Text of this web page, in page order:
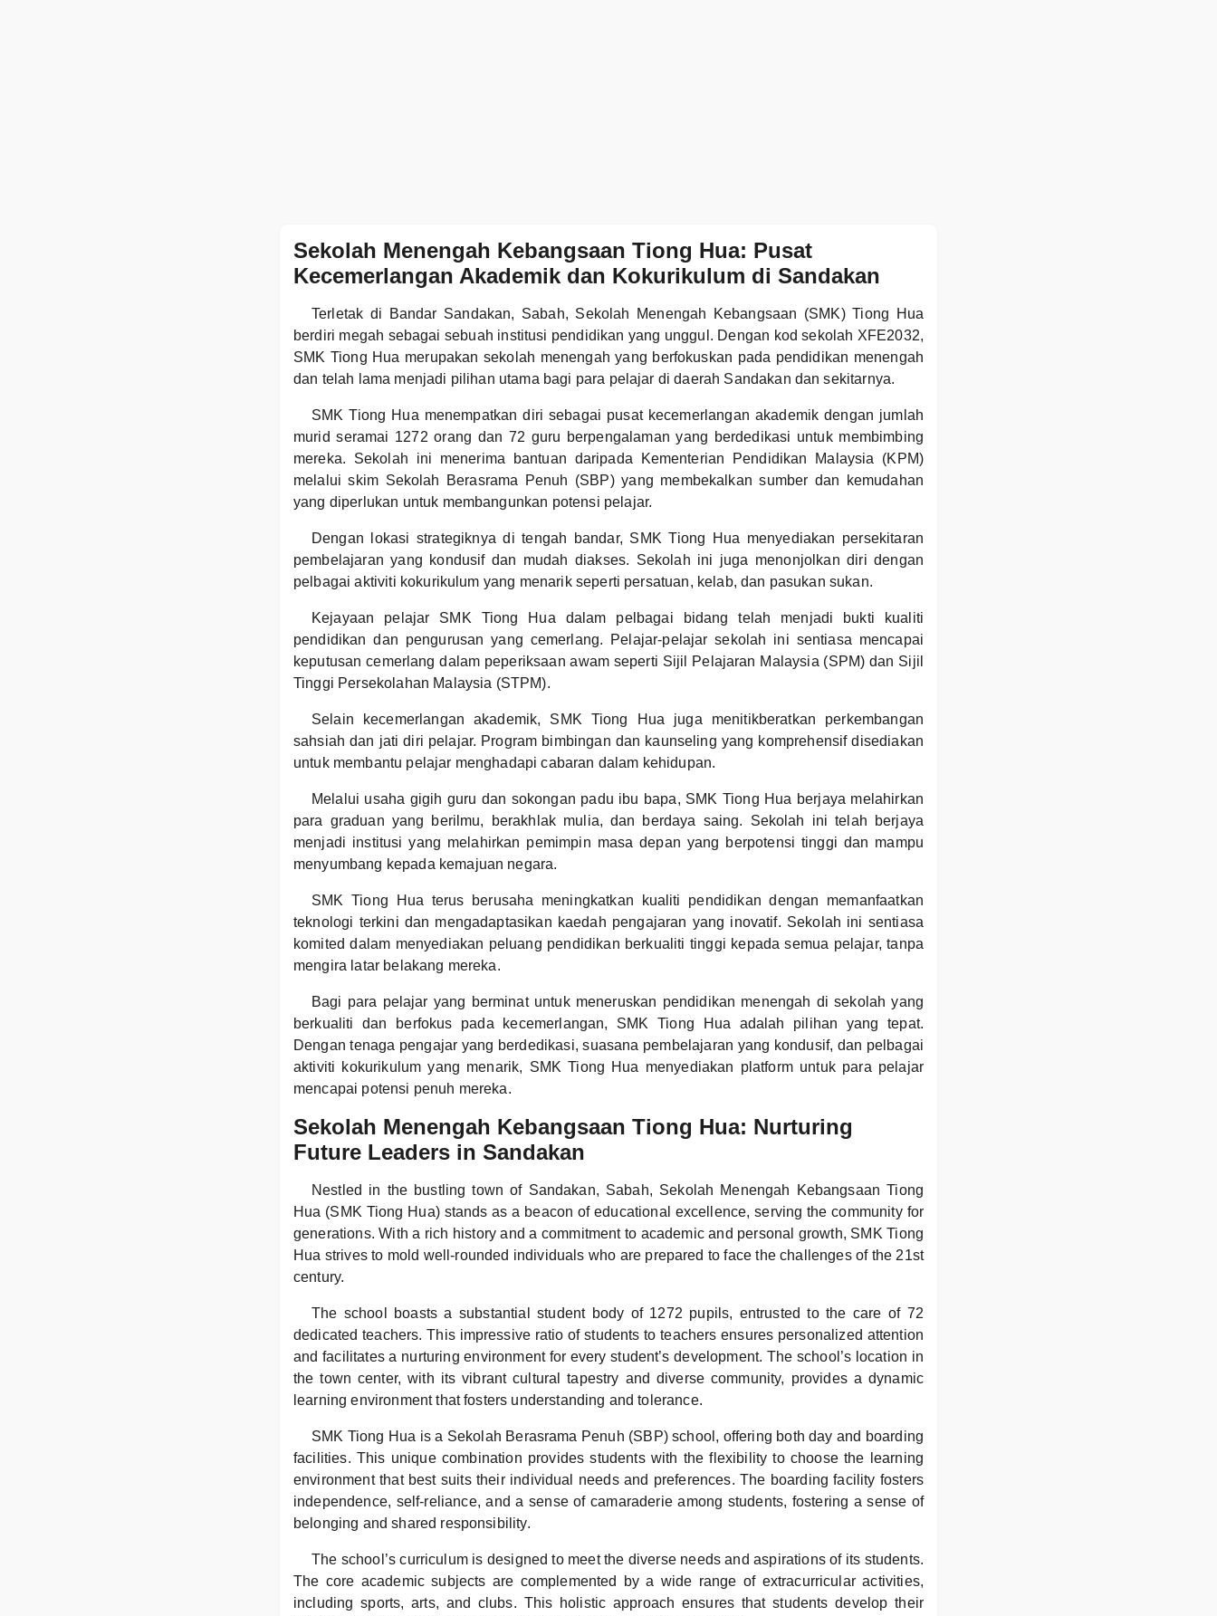
Sekolah Menengah Kebangsaan Tiong Hua: Pusat
Kecemerlangan Akademik dan Kokurikulum di Sandakan
Terletak di Bandar Sandakan, Sabah, Sekolah Menengah Kebangsaan (SMK) Tiong Hua
berdiri megah sebagai sebuah institusi pendidikan yang unggul. Dengan kod sekolah XFE2032,
SMK Tiong Hua merupakan sekolah menengah yang berfokuskan pada pendidikan menengah
dan telah lama menjadi pilihan utama bagi para pelajar di daerah Sandakan dan sekitarnya.
SMK Tiong Hua menempatkan diri sebagai pusat kecemerlangan akademik dengan jumlah
murid seramai 1272 orang dan 72 guru berpengalaman yang berdedikasi untuk membimbing
mereka. Sekolah ini menerima bantuan daripada Kementerian Pendidikan Malaysia (KPM)
melalui skim Sekolah Berasrama Penuh (SBP) yang membekalkan sumber dan kemudahan
yang diperlukan untuk membangunkan potensi pelajar.
Dengan lokasi strategiknya di tengah bandar, SMK Tiong Hua menyediakan persekitaran
pembelajaran yang kondusif dan mudah diakses. Sekolah ini juga menonjolkan diri dengan
pelbagai aktiviti kokurikulum yang menarik seperti persatuan, kelab, dan pasukan sukan.
Kejayaan pelajar SMK Tiong Hua dalam pelbagai bidang telah menjadi bukti kualiti
pendidikan dan pengurusan yang cemerlang. Pelajar-pelajar sekolah ini sentiasa mencapai
keputusan cemerlang dalam peperiksaan awam seperti Sijil Pelajaran Malaysia (SPM) dan Sijil
Tinggi Persekolahan Malaysia (STPM).
Selain kecemerlangan akademik, SMK Tiong Hua juga menitikberatkan perkembangan
sahsiah dan jati diri pelajar. Program bimbingan dan kaunseling yang komprehensif disediakan
untuk membantu pelajar menghadapi cabaran dalam kehidupan.
Melalui usaha gigih guru dan sokongan padu ibu bapa, SMK Tiong Hua berjaya melahirkan
para graduan yang berilmu, berakhlak mulia, dan berdaya saing. Sekolah ini telah berjaya
menjadi institusi yang melahirkan pemimpin masa depan yang berpotensi tinggi dan mampu
menyumbang kepada kemajuan negara.
SMK Tiong Hua terus berusaha meningkatkan kualiti pendidikan dengan memanfaatkan
teknologi terkini dan mengadaptasikan kaedah pengajaran yang inovatif. Sekolah ini sentiasa
komited dalam menyediakan peluang pendidikan berkualiti tinggi kepada semua pelajar, tanpa
mengira latar belakang mereka.
Bagi para pelajar yang berminat untuk meneruskan pendidikan menengah di sekolah yang
berkualiti dan berfokus pada kecemerlangan, SMK Tiong Hua adalah pilihan yang tepat.
Dengan tenaga pengajar yang berdedikasi, suasana pembelajaran yang kondusif, dan pelbagai
aktiviti kokurikulum yang menarik, SMK Tiong Hua menyediakan platform untuk para pelajar
mencapai potensi penuh mereka.
Sekolah Menengah Kebangsaan Tiong Hua: Nurturing
Future Leaders in Sandakan
Nestled in the bustling town of Sandakan, Sabah, Sekolah Menengah Kebangsaan Tiong
Hua (SMK Tiong Hua) stands as a beacon of educational excellence, serving the community for
generations. With a rich history and a commitment to academic and personal growth, SMK Tiong
Hua strives to mold well-rounded individuals who are prepared to face the challenges of the 21st
century.
The school boasts a substantial student body of 1272 pupils, entrusted to the care of 72
dedicated teachers. This impressive ratio of students to teachers ensures personalized attention
and facilitates a nurturing environment for every student’s development. The school’s location in
the town center, with its vibrant cultural tapestry and diverse community, provides a dynamic
learning environment that fosters understanding and tolerance.
SMK Tiong Hua is a Sekolah Berasrama Penuh (SBP) school, offering both day and boarding
facilities. This unique combination provides students with the flexibility to choose the learning
environment that best suits their individual needs and preferences. The boarding facility fosters
independence, self-reliance, and a sense of camaraderie among students, fostering a sense of
belonging and shared responsibility.
The school’s curriculum is designed to meet the diverse needs and aspirations of its students.
The core academic subjects are complemented by a wide range of extracurricular activities,
including sports, arts, and clubs. This holistic approach ensures that students develop their